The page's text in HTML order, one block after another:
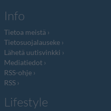
Info
Tietoa meistä
Tietosuojalauseke
Lähetä uutisvinkki
Mediatiedot
RSS-ohje
RSS
Lifestyle